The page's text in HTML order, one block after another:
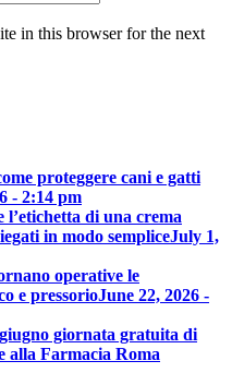
in this browser for the next
proteggere cani e gatti
- 2:14 pm
l’etichetta di una crema
in modo sempliceJuly 1,
operative le
e pressorioJune 22, 2026 -
giornata gratuita di
alla Farmacia Roma